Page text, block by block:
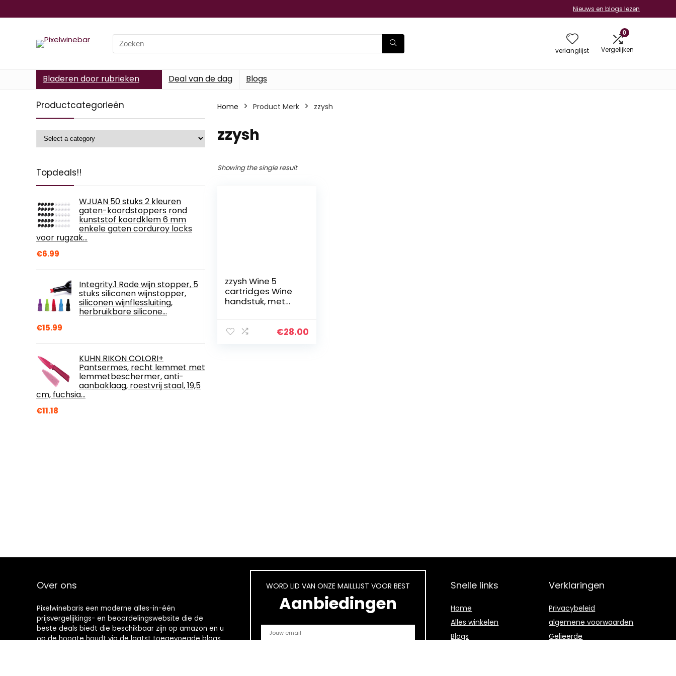
Nieuws en blogs lezen
Search
for:
verlanglijst
0
Vergelijken
Bladeren door rubrieken Deal van de dag Blogs
Productcategorieën
Topdeals!!
WJUAN 50 stuks 2 kleuren
gaten-koordstoppers rond
kunststof koordklem 6 mm
enkele gaten corduroy locks
voor rugzak…
€6.99
Integrity.1 Rode wijn stopper, 5
stuks siliconen wijnstopper,
siliconen wijnflessluiting,
herbruikbare silicone…
€15.99
KUHN RIKON COLORI+
Pantsermes, recht lemmet met
lemmetbeschermer, anti-
aanbaklaag, roestvrij staal, 19,5
cm, fuchsia…
€11.18
Home Product Merk ‎zzysh
‎zzysh
Showing the single result
zzysh Wine 5
cartridges Wine
handstuk, met
toepassingen,
€28.00
Over ons
Pixelwinebaris een moderne alles-in-één
prijsvergelijkings- en beoordelingswebsite die de
beste deals biedt die beschikbaar zijn op amazon en u
op de hoogte houdt via de laatst toegevoegde blogs.
WORD LID VAN ONZE MAILLIJST VOOR BEST
Aanbiedingen
Snelle links
Home
Alles winkelen
Blogs
Verklaringen
Privacybeleid
algemene voorwaarden
Gelieerde